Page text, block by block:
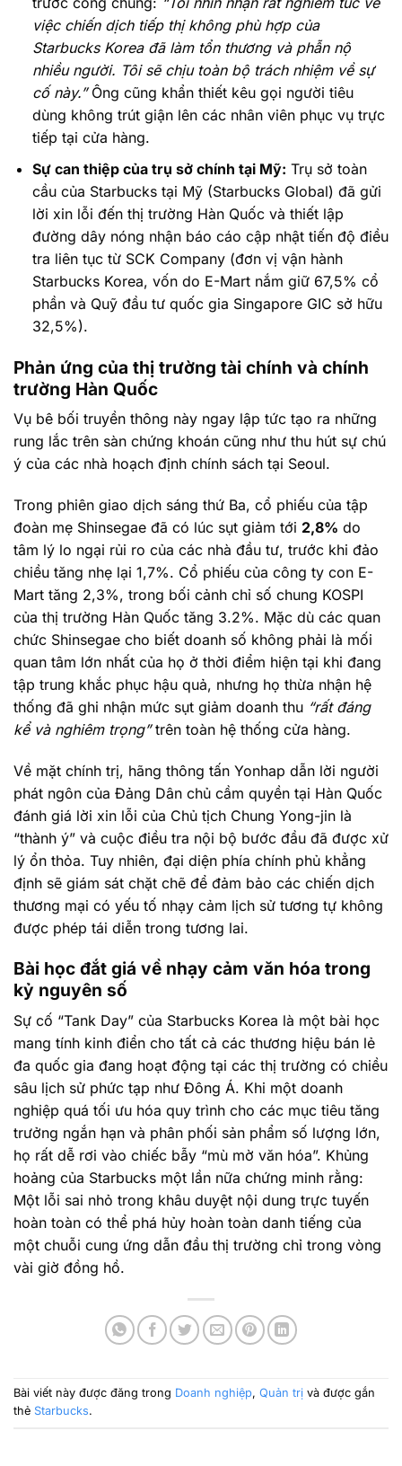
việc chiến dịch tiếp thị không phù hợp của
Starbucks Korea đã làm tổn thương và phẫn nộ
nhiều người. Tôi sẽ chịu toàn bộ trách nhiệm về sự
cố này.”Ông cũng khẩn thiết kêu gọi người tiêu
dùng không trút giận lên các nhân viên phục vụ trực
tiếp tại cửa hàng.
Sự can thiệp của trụ sở chính tại Mỹ: Trụ sở toàn
cầu của Starbucks tại Mỹ (Starbucks Global) đã gửi
lời xin lỗi đến thị trường Hàn Quốc và thiết lập
đường dây nóng nhận báo cáo cập nhật tiến độ điều
tra liên tục từ SCK Company (đơn vị vận hành
Starbucks Korea, vốn do E-Mart nắm giữ 67,5% cổ
phần và Quỹ đầu tư quốc gia Singapore GIC sở hữu
32,5%).
Phản ứng của thị trường tài chính và chính
trường Hàn Quốc
Vụ bê bối truyền thông này ngay lập tức tạo ra những
rung lắc trên sàn chứng khoán cũng như thu hút sự chú
ý của các nhà hoạch định chính sách tại Seoul.
Trong phiên giao dịch sáng thứ Ba, cổ phiếu của tập
đoàn mẹ Shinsegae đã có lúc sụt giảm tới 2,8% do
tâm lý lo ngại rủi ro của các nhà đầu tư, trước khi đảo
chiều tăng nhẹ lại 1,7%. Cổ phiếu của công ty con E-
Mart tăng 2,3%, trong bối cảnh chỉ số chung KOSPI
của thị trường Hàn Quốc tăng 3.2%. Mặc dù các quan
chức Shinsegae cho biết doanh số không phải là mối
quan tâm lớn nhất của họ ở thời điểm hiện tại khi đang
tập trung khắc phục hậu quả, nhưng họ thừa nhận hệ
thống đã ghi nhận mức sụt giảm doanh thu “rất đáng
kể và nghiêm trọng”trên toàn hệ thống cửa hàng.
Về mặt chính trị, hãng thông tấn Yonhap dẫn lời người
phát ngôn của Đảng Dân chủ cầm quyền tại Hàn Quốc
đánh giá lời xin lỗi của Chủ tịch Chung Yong-jin là
“thành ý” và cuộc điều tra nội bộ bước đầu đã được xử
lý ổn thỏa. Tuy nhiên, đại diện phía chính phủ khẳng
định sẽ giám sát chặt chẽ để đảm bảo các chiến dịch
thương mại có yếu tố nhạy cảm lịch sử tương tự không
được phép tái diễn trong tương lai.
Bài học đắt giá về nhạy cảm văn hóa trong
kỷ nguyên số
Sự cố “Tank Day” của Starbucks Korea là một bài học
mang tính kinh điển cho tất cả các thương hiệu bán lẻ
đa quốc gia đang hoạt động tại các thị trường có chiều
sâu lịch sử phức tạp như Đông Á. Khi một doanh
nghiệp quá tối ưu hóa quy trình cho các mục tiêu tăng
trưởng ngắn hạn và phân phối sản phẩm số lượng lớn,
họ rất dễ rơi vào chiếc bẫy “mù mờ văn hóa”. Khủng
hoảng của Starbucks một lần nữa chứng minh rằng:
Một lỗi sai nhỏ trong khâu duyệt nội dung trực tuyến
hoàn toàn có thể phá hủy hoàn toàn danh tiếng của
một chuỗi cung ứng dẫn đầu thị trường chỉ trong vòng
vài giờ đồng hồ.
Bài viết này được đăng trong Doanh nghiệp, Quản trị và được gắn
thẻ Starbucks.